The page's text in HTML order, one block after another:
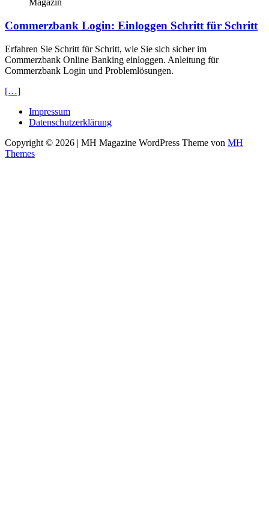
Magazin
Commerzbank Login: Einloggen Schritt für Schritt
Erfahren Sie Schritt für Schritt, wie Sie sich sicher im
Commerzbank Online Banking einloggen. Anleitung für
Commerzbank Login und Problemlösungen.
[…]
Impressum
Datenschutzerklärung
Copyright © 2026 | MH Magazine WordPress Theme von MH
Themes